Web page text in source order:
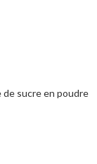
de sucre en poudre